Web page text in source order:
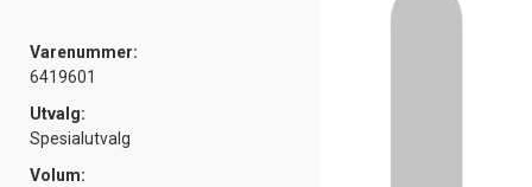
Varenummer:
6419601
Utvalg:
Spesialutvalg
Volum: